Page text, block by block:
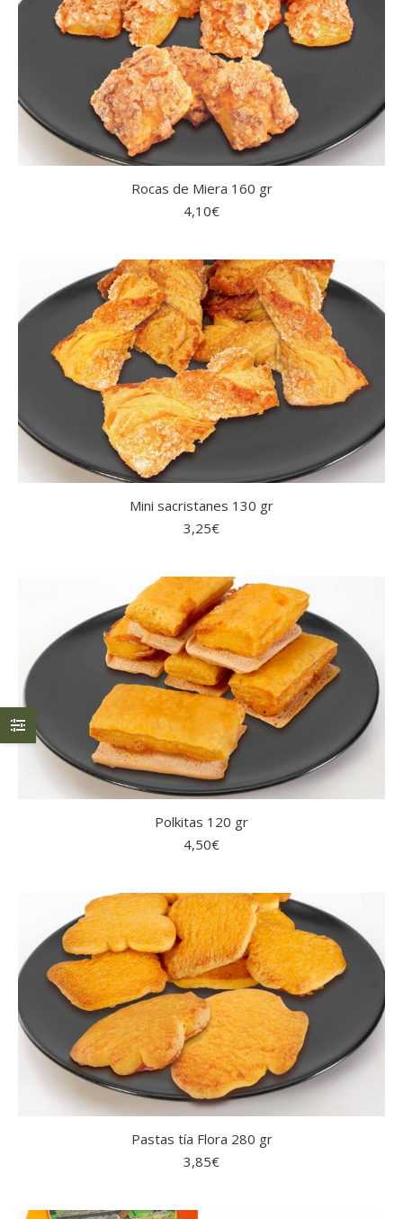
Rocas de Miera 160 gr
4,10€
Mini sacristanes 130 gr
3,25€
Polkitas 120 gr
4,50€
Pastas tía Flora 280 gr
3,85€